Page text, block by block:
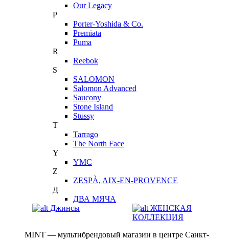
Our Legacy
P
Porter-Yoshida & Co.
Premiata
Puma
R
Reebok
S
SALOMON
Salomon Advanced
Saucony
Stone Island
Stussy
T
Tarrago
The North Face
Y
YMC
Z
ZESPÀ, AIX-EN-PROVENCE
Д
ДВА МЯЧА
Джинсы
ЖЕНСКАЯ
КОЛЛЕКЦИЯ
MINT — мультибрендовый магазин в центре Санкт-